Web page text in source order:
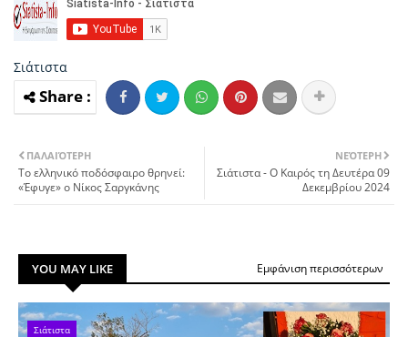
Σιάτιστα
ΝΕΌΤΕΡΗ
Σιάτιστα - Ο Καιρός τη Δευτέρα 09
Δεκεμβρίου 2024
ΠΑΛΑΙΌΤΕΡΗ
Το ελληνικό ποδόσφαιρο θρηνεί:
«Έφυγε» ο Νίκος Σαργκάνης
YOU MAY LIKE Εμφάνιση περισσότερων
Σιάτιστα